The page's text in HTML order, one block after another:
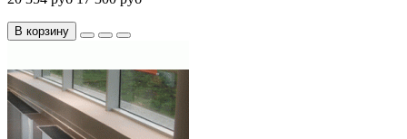
В корзину